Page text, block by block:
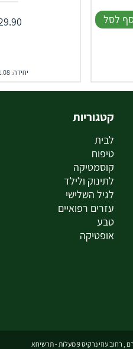
לסל
יחידה: 1.08 ₪ ליחידה
קטגוריות
לבית
טיפוח
קוסמטיקה
לתינוק ולילד
לגיל השלישי
עזרים רפואיים
טבע
אופטיקה
נרקיס 9 מעלות - תרשיחא